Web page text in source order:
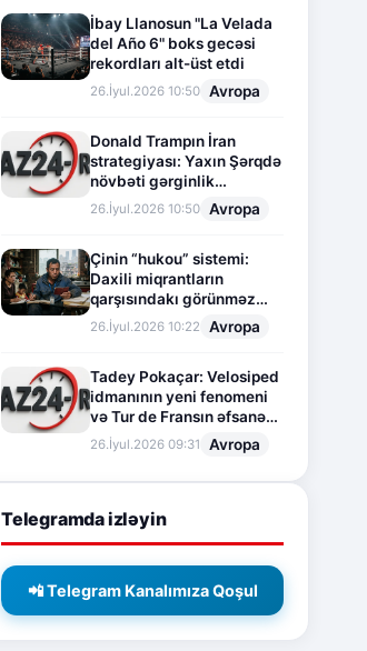
İbay Llanosun "La Velada
del Año 6" boks gecəsi
rekordları alt-üst etdi
26.İyul.2026 10:50 Avropa
Donald Trampın İran
strategiyası: Yaxın Şərqdə
növbəti gərginlik
mərhələsi
26.İyul.2026 10:50 Avropa
Çinin “hukou” sistemi:
Daxili miqrantların
qarşısındakı görünməz
sədd
26.İyul.2026 10:22 Avropa
Tadey Pokaçar: Velosiped
idmanının yeni fenomeni
və Tur de Fransın əfsanəvi
səhifəsi
26.İyul.2026 09:31 Avropa
Telegramda izləyin
📲 Telegram Kanalımıza Qoşul